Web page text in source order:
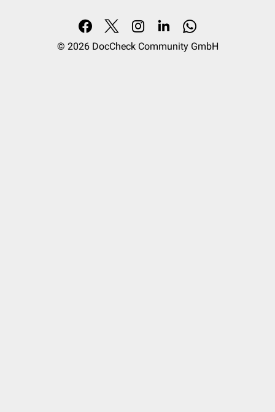
© 2026 DocCheck Community GmbH